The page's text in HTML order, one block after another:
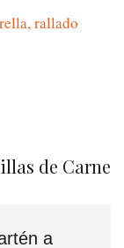
rallado
de Carne
a